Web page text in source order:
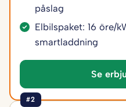
påslag
Elbilspaket: 16 öre/
smartladdning
Se
#2